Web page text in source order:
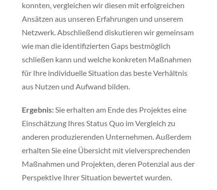
konnten, vergleichen wir diesen mit erfolgreichen
Ansätzen aus unseren Erfahrungen und unserem
Netzwerk. Abschließend diskutieren wir gemeinsam
wie man die identifizierten Gaps bestmöglich
schließen kann und welche konkreten Maßnahmen
für Ihre individuelle Situation das beste Verhältnis
aus Nutzen und Aufwand bilden.
Ergebnis:Sie erhalten am Ende des Projektes eine
Einschätzung Ihres Status Quo im Vergleich zu
anderen produzierenden Unternehmen. Außerdem
erhalten Sie eine Übersicht mit vielversprechenden
Maßnahmen und Projekten, deren Potenzial aus der
Perspektive Ihrer Situation bewertet wurden.